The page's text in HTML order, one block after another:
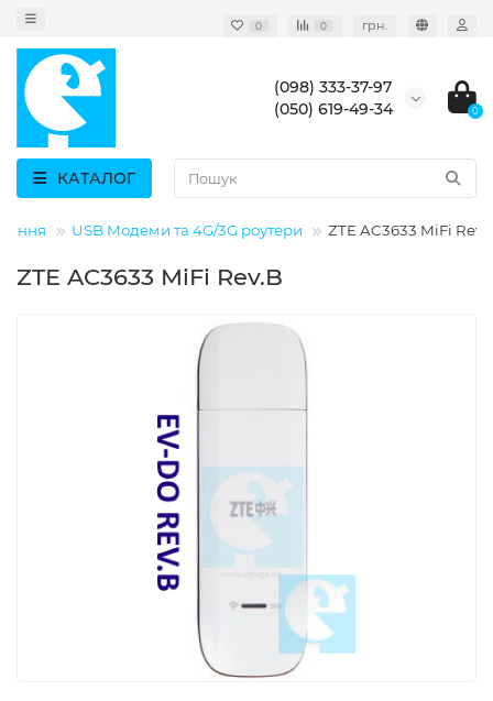
0 0 грн.
(098) 333-37-97
(050) 619-49-34
0
КАТАЛОГ
USB Модеми та 4G/3G роутери ZTE AC3633 MiFi
ZTE AC3633 MiFi Rev.B